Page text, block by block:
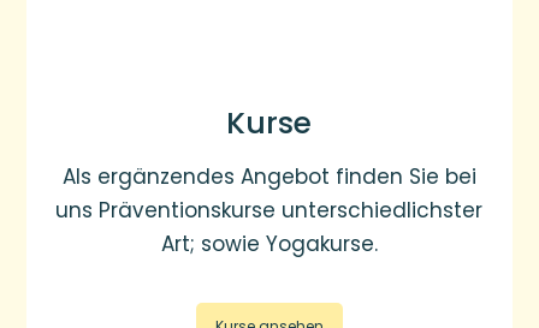
Kurse
Als ergänzendes Angebot finden Sie bei
uns Präventionskurse unterschiedlichster
Art; sowie Yogakurse.